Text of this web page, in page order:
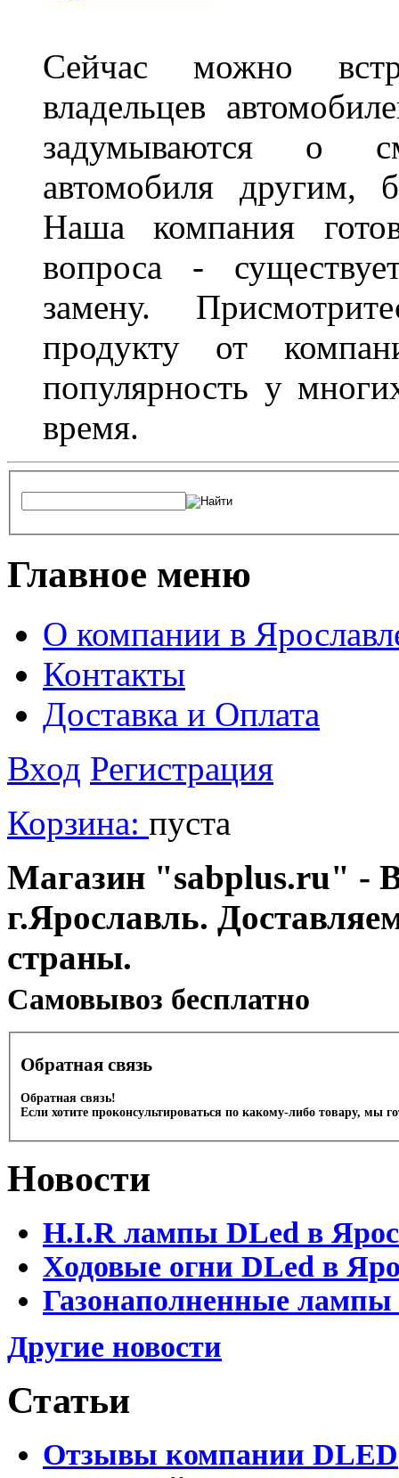
Сейчас можно
владельцев
задумываются о
автомобиля другим,
Наша компания
вопроса -
замену.
продукту от
популярность у
время.
Главное меню
О компании в
Контакты
Доставка и Оплата
Вход Регистрация
Корзина: пуста
Магазин "sabplus.ru" -
г.Ярославль.
страны.
Cамовывоз бесплатно
Обратная связь
Обратная связь!
Если хотите проконсультироваться по какому-либо товару, мы
Новости
H.I.R лампы DLed в
Ходовые огни DLed в
Газонаполненные
Другие новости
Статьи
Отзывы компании DLED